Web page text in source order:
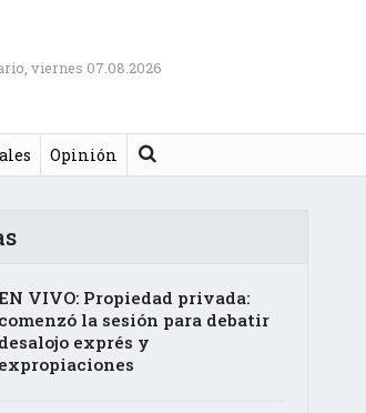
viernes 07.08.2026
Opinión Buscar
VIVO: Propiedad privada:
comenzó la sesión para debatir
desalojo exprés y
expropiaciones